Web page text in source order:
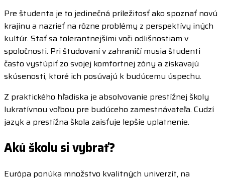
Pre študenta je to jedinečná príležitosť ako spoznať novú
krajinu a nazrieť na rôzne problémy z perspektívy iných
kultúr. Stať sa tolerantnejšími voči odlišnostiam v
spoločnosti. Pri študovaní v zahraničí musia študenti
často vystúpiť zo svojej komfortnej zóny a získavajú
skúsenosti, ktoré ich posúvajú k budúcemu úspechu.
Z praktického hľadiska je absolvovanie prestížnej školy
lukratívnou voľbou pre budúceho zamestnávateľa. Cudzí
jazyk a prestížna škola zaisťuje lepšie uplatnenie.
Akú školu si vybrať?
Európa ponúka množstvo kvalitných univerzít, na